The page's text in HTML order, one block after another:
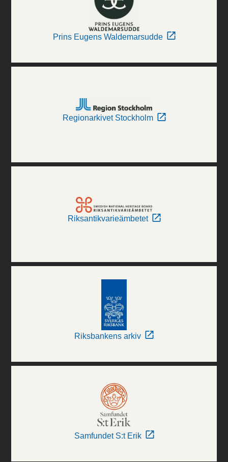
Prins Eugens Waldemarsudde
Regionarkivet Stockholm
Riksantikvarieämbetet
Riksbankens arkiv
Samfundet S:t Erik